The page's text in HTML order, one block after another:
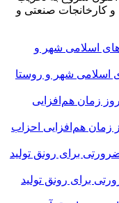
و کارخانجات صنعتی و
اسلامی شهر و روستا
زمان هم‌افزایی احزاب
برای رونق تولید